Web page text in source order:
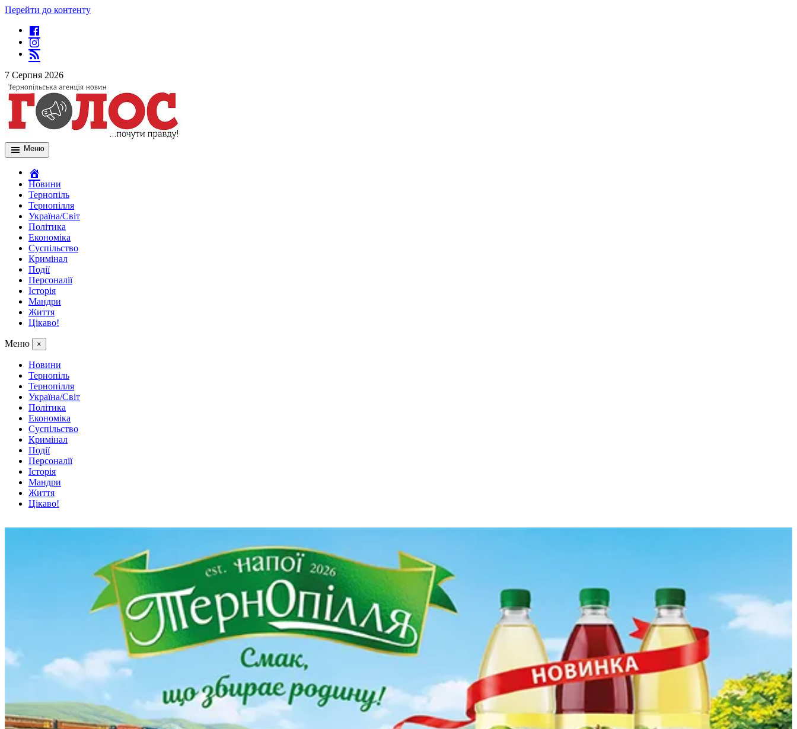
Перейти до контенту
7 Серпня 2026
Меню
Новини
Тернопіль
Тернопілля
Україна/Світ
Політика
Економіка
Суспільство
Кримінал
Події
Персоналії
Історія
Мандри
Життя
Цікаво!
Меню ×
Новини
Тернопіль
Тернопілля
Україна/Світ
Політика
Економіка
Суспільство
Кримінал
Події
Персоналії
Історія
Мандри
Життя
Цікаво!